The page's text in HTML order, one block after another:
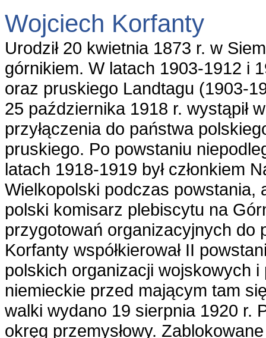
Wojciech Korfanty
Urodził 20 kwietnia 1873 r. w
górnikiem. W latach 1903-1912 i
oraz pruskiego Landtagu (1903-
25 października 1918 r. wystąpił
przyłączenia do państwa
pruskiego. Po powstaniu
latach 1918-1919 był członkiem
Wielkopolski podczas powstania,
polski komisarz plebiscytu na
przygotowań organizacyjnych do
Korfanty współkierował II
polskich organizacji wojskowych
niemieckie przed mającym tam
walki wydano 19 sierpnia 1920 r.
okręg przemysłowy.